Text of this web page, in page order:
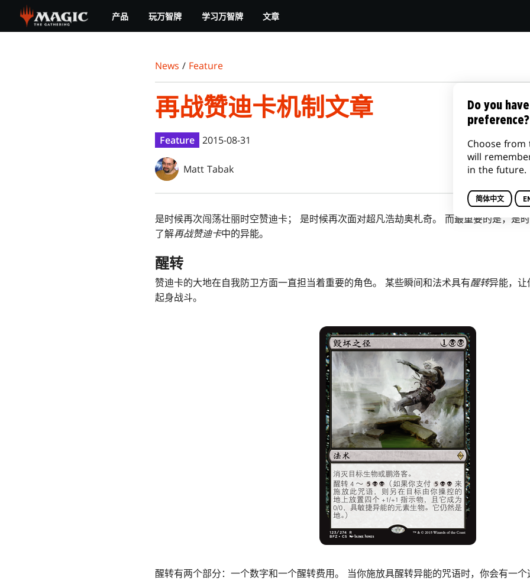
main
产品 玩万智牌 学习万智牌 文章
News / Feature
再战赞迪卡机制文章
Feature 2015-08-31
Matt Tabak
是时候再次闯荡壮丽时空赞迪卡； 是时候再次面对超凡浩劫奥札奇。 而最重要的是，是
了解再战赞迪卡中的异能。
醒转
赞迪卡的大地在自我防卫方面一直担当着重要的角色。 某些瞬间和法术具有醒转异能，让
起身战斗。
醒转有两个部分：一个数字和一个醒转费用。 当你施放具醒转异能的咒语时，你会有一
Do you
preference?
Choose
will
in the future.
简体中文